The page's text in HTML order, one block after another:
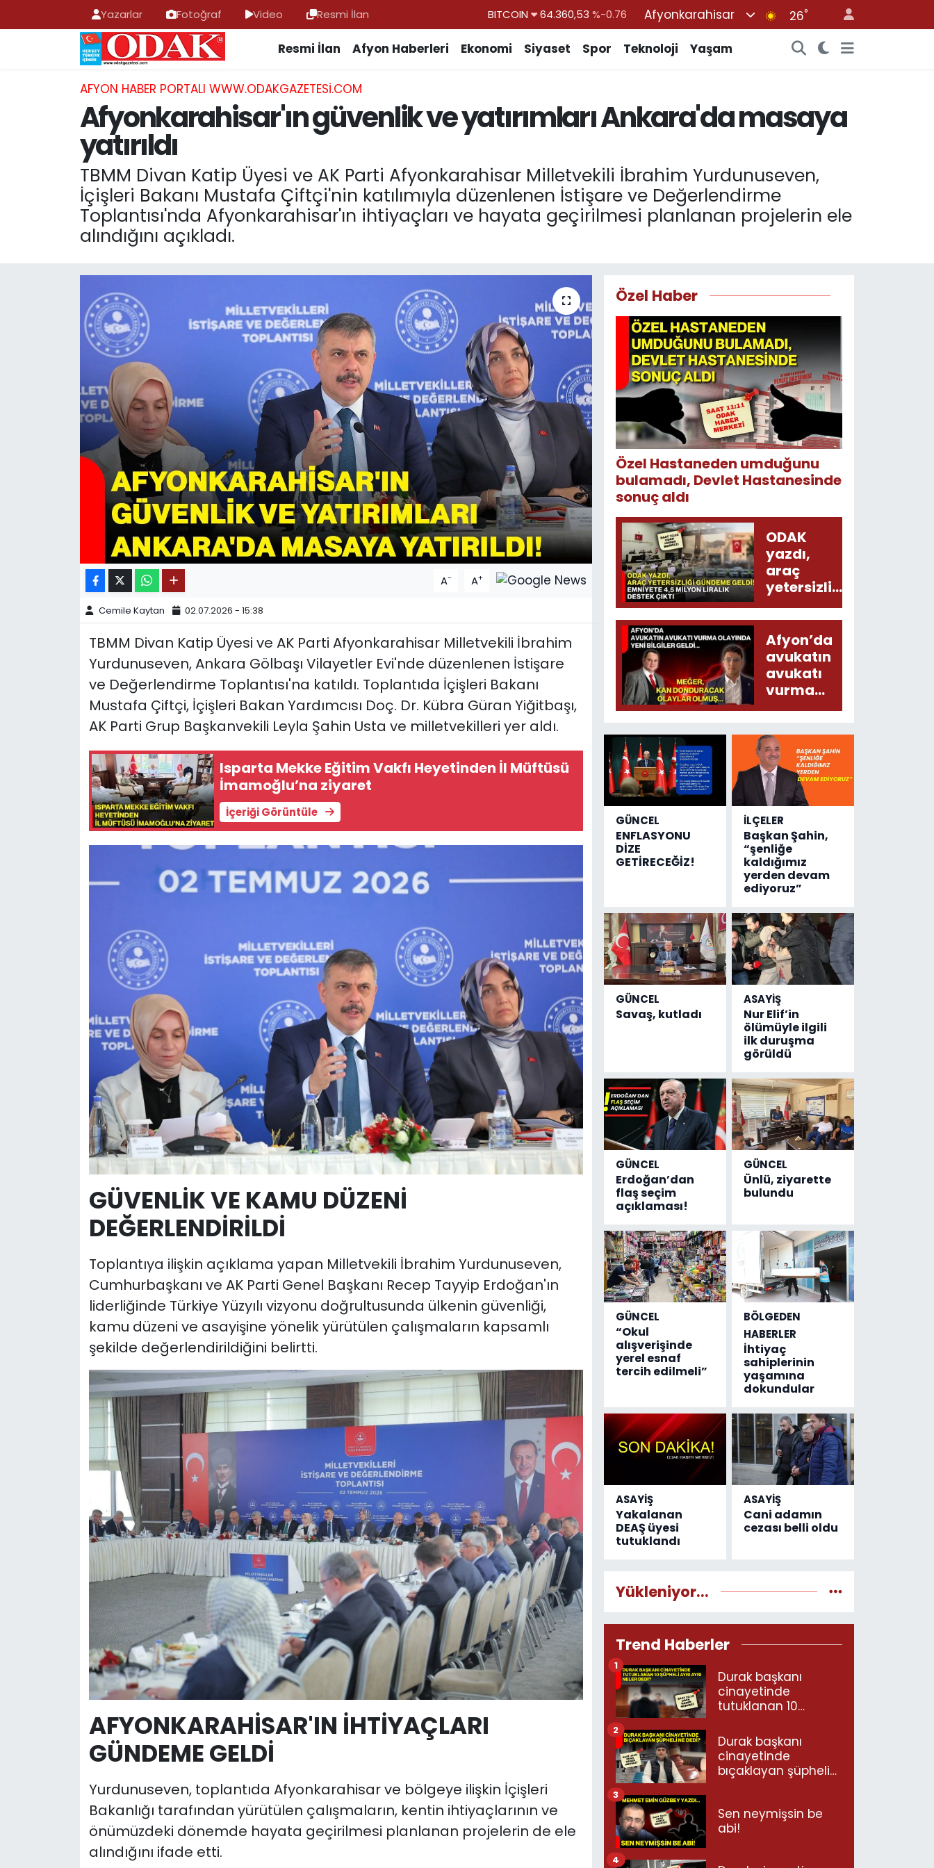
Yazarlar Fotoğraf Video Resmi İlan DOLAR 47,7143 %0.16
BİST100
13.887
%64
Afyonkarahisar 26°
Resmi İlan Afyon Haberleri Ekonomi Siyaset Spor Teknoloji Yaşam
AFYON HABER PORTALI WWW.ODAKGAZETESI.COM
Afyonkarahisar'ın güvenlik ve yatırımları Ankara'da masaya
yatırıldı
TBMM Divan Katip Üyesi ve AK Parti Afyonkarahisar Milletvekili İbrahim Yurdunuseven,
İçişleri Bakanı Mustafa Çiftçi'nin katılımıyla düzenlenen İstişare ve Değerlendirme
Toplantısı'nda Afyonkarahisar'ın ihtiyaçları ve hayata geçirilmesi planlanan projelerin ele
alındığını açıkladı.
A- A+
Cemile Kaytan 02.07.2026 - 15:38
TBMM Divan Katip Üyesi ve AK Parti Afyonkarahisar Milletvekili İbrahim
Yurdunuseven, Ankara Gölbaşı Vilayetler Evi'nde düzenlenen İstişare
ve Değerlendirme Toplantısı'na katıldı. Toplantıda İçişleri Bakanı
Mustafa Çiftçi, İçişleri Bakan Yardımcısı Doç. Dr. Kübra Güran Yiğitbaşı,
AK Parti Grup Başkanvekili Leyla Şahin Usta ve milletvekilleri yer aldı.
Isparta Mekke Eğitim Vakfı Heyetinden İl Müftüsü
İmamoğlu’na ziyaret
İçeriği Görüntüle
GÜVENLİK VE KAMU DÜZENİ
DEĞERLENDİRİLDİ
Toplantıya ilişkin açıklama yapan Milletvekili İbrahim Yurdunuseven,
Cumhurbaşkanı ve AK Parti Genel Başkanı Recep Tayyip Erdoğan'ın
liderliğinde Türkiye Yüzyılı vizyonu doğrultusunda ülkenin güvenliği,
kamu düzeni ve asayişine yönelik yürütülen çalışmaların kapsamlı
şekilde değerlendirildiğini belirtti.
AFYONKARAHİSAR'IN İHTİYAÇLARI
GÜNDEME GELDİ
Yurdunuseven, toplantıda Afyonkarahisar ve bölgeye ilişkin İçişleri
Bakanlığı tarafından yürütülen çalışmaların, kentin ihtiyaçlarının ve
önümüzdeki dönemde hayata geçirilmesi planlanan projelerin de ele
alındığını ifade etti.
Özel Haber
Özel Hastaneden umduğunu
bulamadı, Devlet Hastanesinde
sonuç aldı
ODAK
yazdı,
araç
yetersizliği
gündeme
geldi!
Emniyete
4,5 milyon
liralık
destek
Afyon’da
avukatın
avukatı
vurma
olayında
geldi...
Meğer, kan
donduracak
olaylar
olmuş...
GÜNCEL
ENFLASYONU
DİZE
GETİRECEĞİZ!
İLÇELER
Başkan Şahin,
“şenliğe
kaldığımız
yerden devam
ediyoruz”
GÜNCEL
Savaş, kutladı
ASAYİŞ
Nur Elif’in
ölümüyle ilgili
ilk duruşma
görüldü
GÜNCEL
Erdoğan’dan
flaş seçim
açıklaması!
GÜNCEL
Ünlü, ziyarette
bulundu
GÜNCEL
“Okul
alışverişinde
yerel esnaf
tercih edilmeli”
BÖLGEDEN
HABERLER
İhtiyaç
sahiplerinin
yaşamına
dokundular
ASAYİŞ
Yakalanan
DEAŞ üyesi
tutuklandı
ASAYİŞ
Cani adamın
cezası belli oldu
Yükleniyor...
Trend Haberler
Durak başkanı
cinayetinde
tutuklanan 10
neler dedi?
1
Durak başkanı
cinayetinde
bıçaklayan şüpheli
2
Sen neymişsin be
abi!
3
4
AFYONKARAHİSAR HABERLERİ
Resmi İlan
ASAYİŞ
GÜNCEL
SİYASET
EĞİTİM
11:11 MANŞET
Nöbetçi Eczaneler
Hava Durumu
Trafik Durumu
Süper Lig Puan Durumu ve Fikstür
Tüm Manşetler
Son Dakika Haberleri